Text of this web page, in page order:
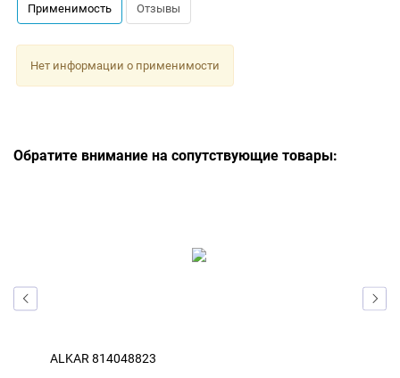
Применимость Отзывы
Нет информации о применимости
Обратите внимание на сопутствующие товары:
ALKAR 814048823